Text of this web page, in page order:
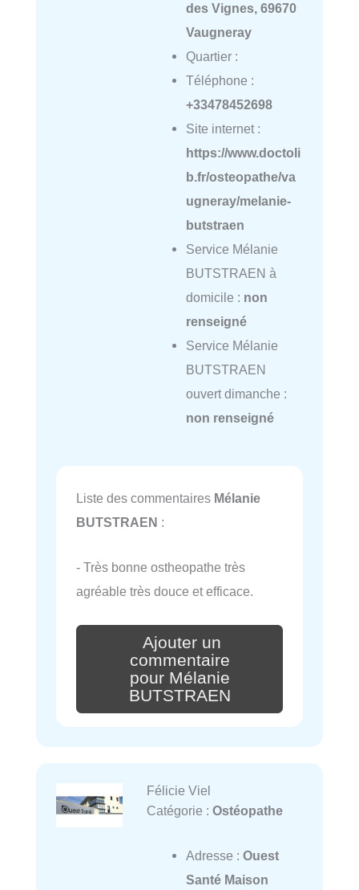
des Vignes, 69670
Vaugneray
Quartier :
Téléphone :
+33478452698
Site internet :
https://www.doctoli
b.fr/osteopathe/va
ugneray/melanie-
butstraen
Service Mélanie
BUTSTRAEN à
domicile : non
renseigné
Service Mélanie
BUTSTRAEN
ouvert dimanche :
non renseigné
Liste des commentaires Mélanie
BUTSTRAEN :
- Très bonne ostheopathe très
agréable très douce et efficace.
Ajouter un
commentaire
pour Mélanie
BUTSTRAEN
Félicie Viel
Catégorie : Ostéopathe
Adresse : Ouest
Santé Maison